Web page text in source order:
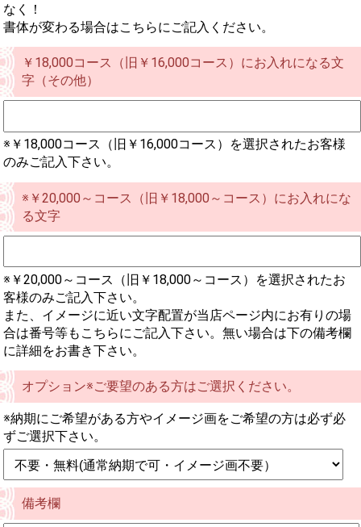
なく！
書体が変わる場合はこちらにご記入ください。
￥18,000コース（旧￥16,000コース）にお入れになる文
字（その他）
※￥18,000コース（旧￥16,000コース）を選択されたお客様
のみご記入下さい。
※￥20,000～コース（旧￥18,000～コース）にお入れにな
る文字
※￥20,000～コース（旧￥18,000～コース）を選択されたお
客様のみご記入下さい。
また、イメージに近い文字配置が当店ページ内にお有りの場
合は番号等もこちらにご記入下さい。無い場合は下の備考欄
に詳細をお書き下さい。
オプション※ご要望のある方はご選択ください。
※納期にご希望がある方やイメージ画をご希望の方は必ず必
ずご選択下さい。
備考欄